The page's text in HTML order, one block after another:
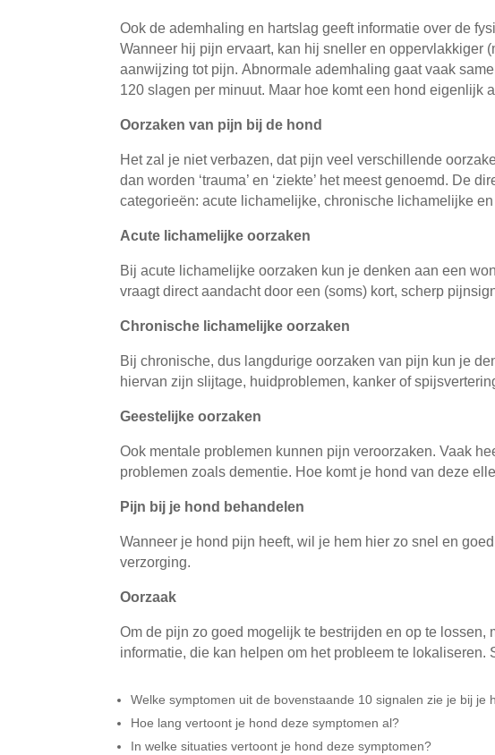
Ook de ademhaling en hartslag geeft informatie over de
Wanneer hij pijn ervaart, kan hij sneller en oppervlakkiger
aanwijzing tot pijn. Abnormale ademhaling gaat vaak
120 slagen per minuut. Maar hoe komt een hond eigenlijk
Oorzaken van pijn bij de hond
Het zal je niet verbazen, dat pijn veel verschillende
dan worden ‘trauma’ en ‘ziekte’ het meest genoemd.
categorieën: acute lichamelijke, chronische lichamelijke
Acute lichamelijke oorzaken
Bij acute lichamelijke oorzaken kun je denken aan een
vraagt direct aandacht door een (soms) kort, scherp
Chronische lichamelijke oorzaken
Bij chronische, dus langdurige oorzaken van pijn kun je
hiervan zijn slijtage, huidproblemen, kanker of
Geestelijke oorzaken
Ook mentale problemen kunnen pijn veroorzaken. Vaak
problemen zoals dementie. Hoe komt je hond van deze
Pijn bij je hond behandelen
Wanneer je hond pijn heeft, wil je hem hier zo snel en
verzorging.
Oorzaak
Om de pijn zo goed mogelijk te bestrijden en op te
informatie, die kan helpen om het probleem te
Welke symptomen uit de bovenstaande 10 signalen zie je bij je
Hoe lang vertoont je hond deze symptomen al?
In welke situaties vertoont je hond deze symptomen?